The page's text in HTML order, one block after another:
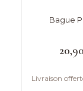
Bague
20,90
Livraison